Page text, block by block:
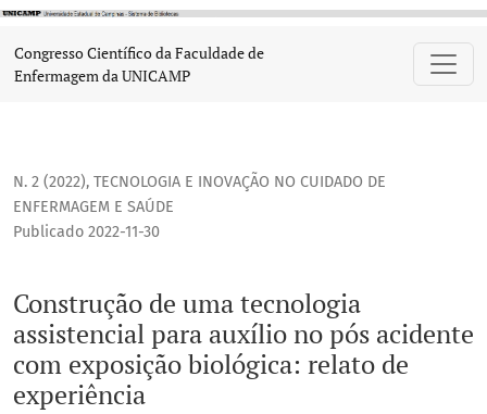
Construção de uma tecnologia assistencial para auxílio
Congresso Científico da Faculdade de
Enfermagem da UNICAMP
N. 2 (2022), TECNOLOGIA E INOVAÇÃO NO CUIDADO DE
ENFERMAGEM E SAÚDE
Construção de uma tecnologia
assistencial para auxílio no pós acidente
com exposição biológica: relato de
experiência
Publicado 2022-11-30